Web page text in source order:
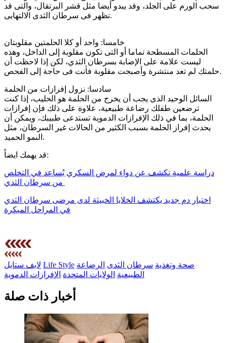
سحب الورم على الجلد، وقد يبدو أيضا مثل قشر البرتقال، والتى قد
تظهر فى سرطان الثدى الالتهابى.
خامسا: واحد أو كلا الحلمتين مقلوبتان
الحلمات المسطحة تماما أو التى تكون مقلوبة إلى الداخل، وهذه
ليست علامة على الإصابة بسرطان الثدي، لكن إذا لاحظت أن
حلمتك لم تعد منتشرة وأصبحت مقلوبة فأنت فى حاجة إلى الفحص.
سادسا: نزول إفرازات من الحلمة
السائل الوحيد الذى يجب أن يخرج من الحلمة هو الحليب، إذا كنت
ترضعين طفلك رضاعة طبيعية، علاوة على ذلك فإن إفرازات
الحلمة، بما في ذلك الإفرازات الدموية تستدعى طبيبك، ويمكن أن
يحدث إفراز الحلمة بسبب الكثير من الحالات غير السرطان، مثل
النمو الحميد.
قد يهمك ايضاً:
دراسة علمية تكشف عن دواء لمرض السكري يُساعد في التخلص
اختبار دم جديد يكتشف الخلايا الخبيثة لدى مرضى سرطان الثدي
في المراحل المبكرة
لايف ستايل Life Style صحة وتغذية سرطان الثدى الرضاعة
الطبيعية الولايات المتحدة الإفرازات الدموية
أخبار ذات صلة